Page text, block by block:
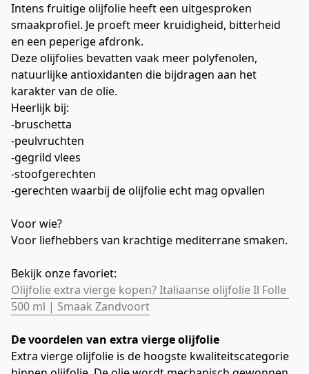
Intens fruitige olijfolie heeft een uitgesproken
smaakprofiel. Je proeft meer kruidigheid, bitterheid
en een peperige afdronk.
Deze olijfolies bevatten vaak meer polyfenolen,
natuurlijke antioxidanten die bijdragen aan het
karakter van de olie.
Heerlijk bij:
-bruschetta
-peulvruchten
-gegrild vlees
-stoofgerechten
-gerechten waarbij de olijfolie echt mag opvallen
Voor wie?
Voor liefhebbers van krachtige mediterrane smaken.
Bekijk onze favoriet:
Olijfolie extra vierge kopen? Italiaanse olijfolie Il Folle
500 ml | Smaak Zandvoort
De voordelen van extra vierge olijfolie
Extra vierge olijfolie is de hoogste kwaliteitscategorie